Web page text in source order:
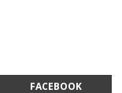
FACEBOOK